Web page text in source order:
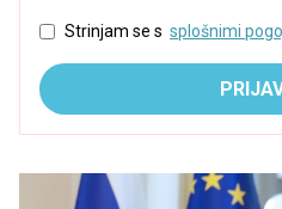
Strinjam se s splošnimi